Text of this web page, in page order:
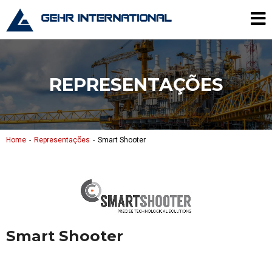
Skip to content
REPRESENTAÇÕES
Home Representações Smart Shooter
Smart Shooter